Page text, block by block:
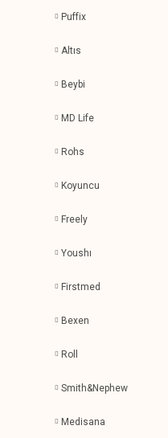
Puffix
Altıs
Beybi
MD Life
Rohs
Koyuncu
Freely
Youshı
Firstmed
Bexen
Roll
Smith&Nephew
Medisana